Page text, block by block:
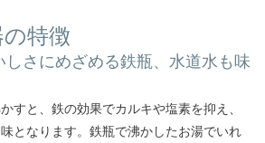
特徴
しさにめざめる鉄瓶、水道水も味
すと、鉄の効果でカルキや塩素を抑え、
となります。鉄瓶で沸かしたお湯でいれ